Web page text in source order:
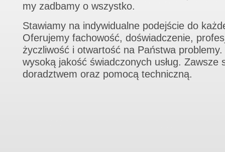
my zadbamy o wszystko.
Stawiamy na indywidualne podejście do
Oferujemy fachowość, doświadczenie,
życzliwość i otwartość na Państwa
wysoką jakość świadczonych usług. Zawsze
doradztwem oraz pomocą techniczną.